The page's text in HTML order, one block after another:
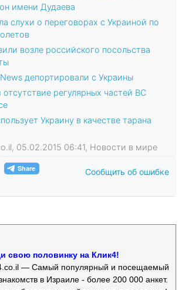
имени Дудаева
слухи о переговорах с Украиной по
возле российского посольства
депортировали с Украины
отсутствие регулярных частей ВС
Украину в качестве тарана
05.02.2015 06:41, Новости в мире
Сообщить об ошибке
свою половинку на Клик4!
— Самый популярный и посещаемый
в Израиле - более 200 000 анкет.